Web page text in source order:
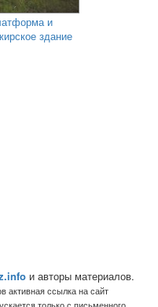
и
здание
и авторы материалов.
активная ссылка на сайт